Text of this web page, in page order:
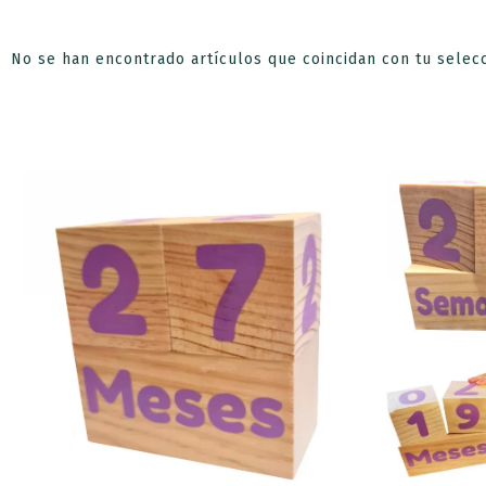
No se han encontrado artículos que coincidan con tu